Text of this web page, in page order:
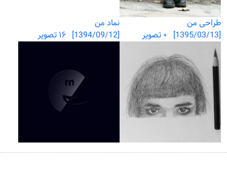
طراحی من
[1395/03/13] ۰ تصویر
نماد من
[1394/09/12] ۱۶ تصویر